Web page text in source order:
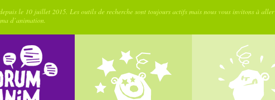
le 10 juillet 2015. Les outils de recherche sont toujours actifs mais nous vous invitons à aller
d’animation.